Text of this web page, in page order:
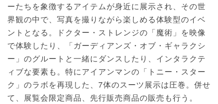
ーたちを象徴するアイテムが身近に展示され、その世
界観の中で、写真を撮りながら楽しめる体験型のイベ
ントとなる。ドクター・ストレンジの「魔術」を映像
で体験したり、「ガーディアンズ・オブ・ギャラクシ
ー」のグルートと一緒にダンスしたり、インタラクテ
ィブな要素も。特にアイアンマンの「トニー・スター
ク」のラボを再現した、7体のスーツ展示は圧巻。併せ
て、展覧会限定商品、先行販売商品の販売も行う。